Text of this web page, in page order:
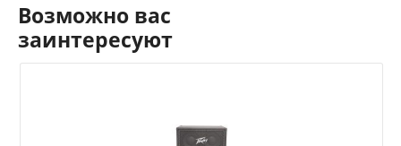
Возможно вас
заинтересуют